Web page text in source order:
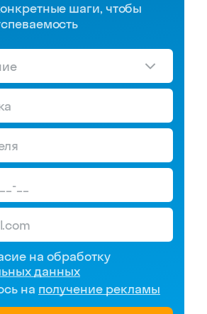
шаги, чтобы
на обработку
данных
на получение рекламы